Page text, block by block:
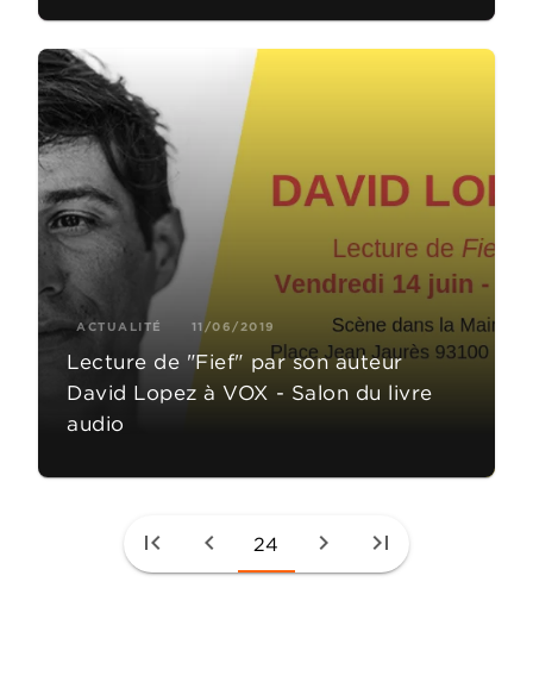
ACTUALITÉ 11/06/2019
Lecture de "Fief" par son auteur
David Lopez à VOX - Salon du livre
audio
first_page chevron_left 24 chevron_right last_page